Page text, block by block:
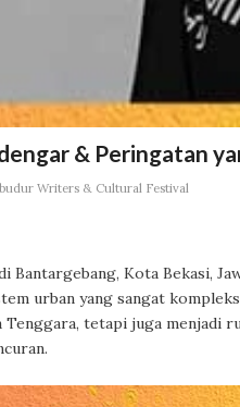
& Peringatan
Writers & Cultural Festival
Bantargebang, Kota Bekasi,
urban yang sangat
Tenggara, tetapi juga menjadi